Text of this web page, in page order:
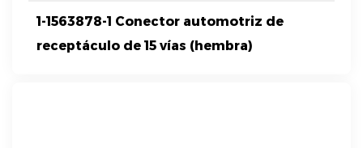
1-1563878-1 Conector automotriz de
receptáculo de 15 vías (hembra)